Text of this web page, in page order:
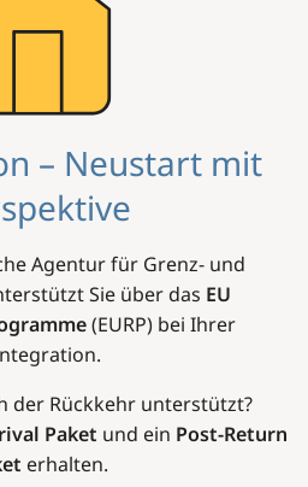
– Neustart mit
Agentur für Grenz- und
Sie über das EU
(EURP) bei Ihrer
der Rückkehr unterstützt?
Paket und ein Post-Return
erhalten.